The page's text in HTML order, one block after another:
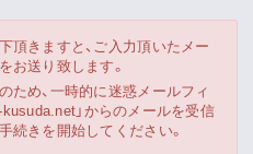
頂きますと、ご入力頂いたメー
お送り致します。
ため、一時的に迷惑メールフィ
kusuda.net」からのメールを受信
続きを開始してください。